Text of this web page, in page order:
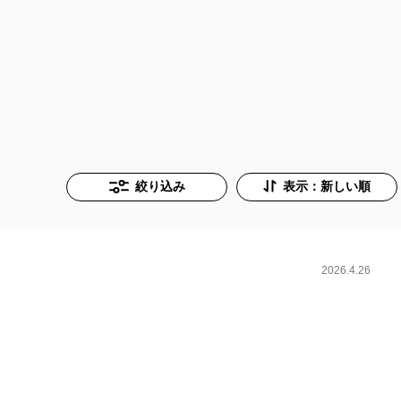
絞り込み 表示：新しい順
2026.4.26